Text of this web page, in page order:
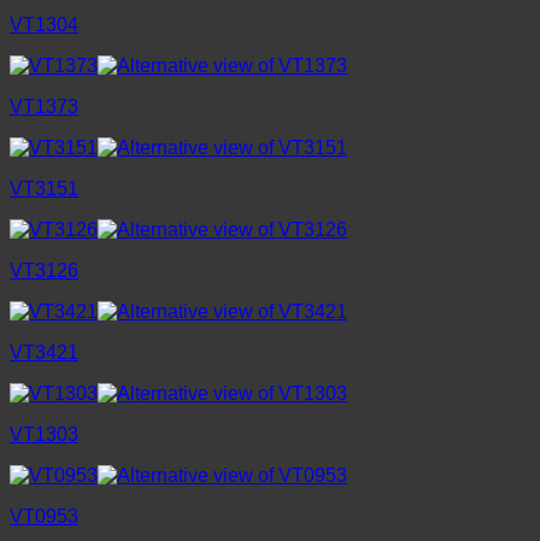
VT1304
VT1373
VT3151
VT3126
VT3421
VT1303
VT0953